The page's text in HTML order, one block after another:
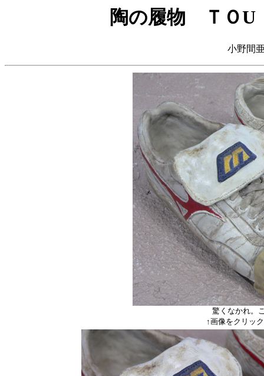
陶の履物 ＴＯU
小野間
驚くなかれ。
↑画像をクリッ